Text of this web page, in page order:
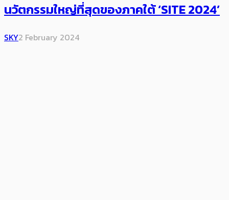
นวัตกรรมใหญ่ที่สุดของภาคใต้ ‘SITE 2024’
SKY2 February 2024